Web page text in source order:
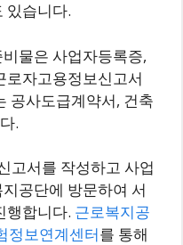
있습니다.
물은 사업자등록증,
로자고용정보신고서
공사도급계약서, 건축
.
고서를 작성하고 사업
공단에 방문하여 서
행합니다. 근로복지공
정보연계센터를 통해